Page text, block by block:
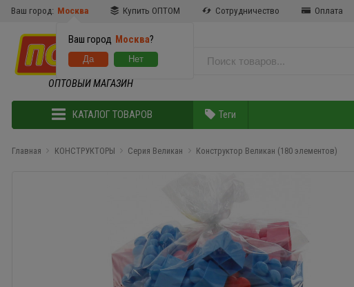
Ваш город: Москва
Ваш город Москва?
Купить ОПТОМ Сотрудничество Оплата
ОПТОВЫЙ МАГАЗИН
КАТАЛОГ ТОВАРОВ Теги
Главная КОНСТРУКТОРЫ Серия Великан Конструктор Великан (180 элементов)